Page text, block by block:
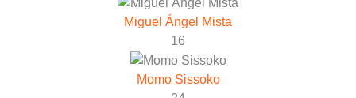
Miguel Ángel Mista
16
Momo Sissoko